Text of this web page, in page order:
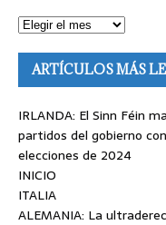
ARTÍCULOS MÁS
IRLANDA: El Sinn Féin
partidos del gobierno
elecciones de 2024
INICIO
ITALIA
ALEMANIA: La